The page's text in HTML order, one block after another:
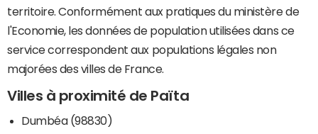
territoire. Conformément aux pratiques du ministère de
l'Economie, les données de population utilisées dans ce
service correspondent aux populations légales non
majorées des villes de France.
Villes à proximité de Païta
Dumbéa (98830)